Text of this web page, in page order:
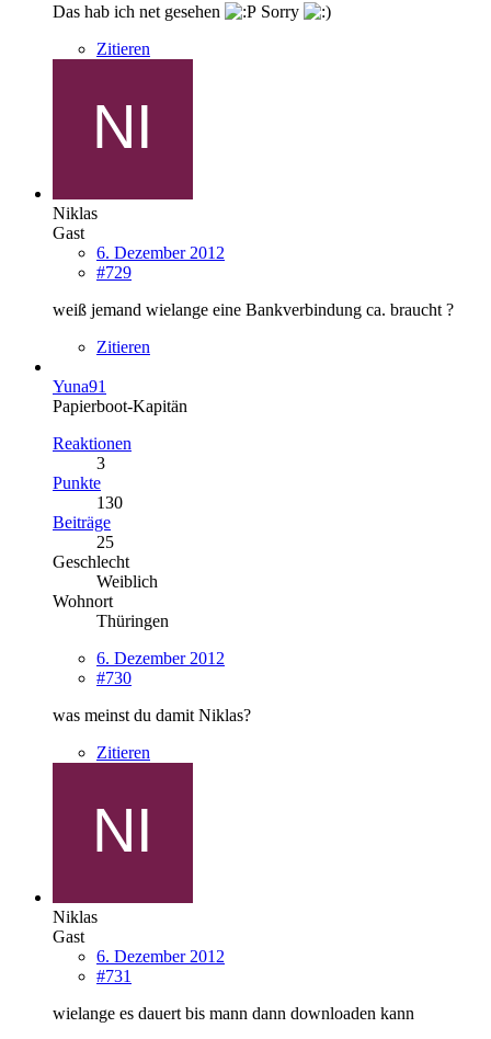
Das hab ich net gesehen
Sorry
Zitieren
Niklas
Gast
6. Dezember 2012
#729
weiß jemand wielange eine Bankverbindung ca. braucht ?
Zitieren
Yuna91
Papierboot-Kapitän
Reaktionen
3
Punkte
130
Beiträge
25
Geschlecht
Weiblich
Wohnort
Thüringen
6. Dezember 2012
#730
was meinst du damit Niklas?
Zitieren
Niklas
Gast
6. Dezember 2012
#731
wielange es dauert bis mann dann downloaden kann